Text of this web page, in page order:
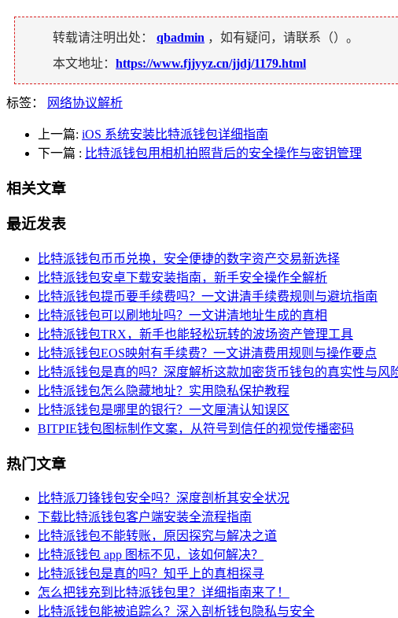
转载请注明出处： qbadmin ，如有疑问，请联系（）。
本文地址： https://www.fjjyyz.cn/jjdj/1179.html
标签： 网络协议解析
上一篇: iOS 系统安装比特派钱包详细指南
下一篇 : 比特派钱包用相机拍照背后的安全操作与密钥管理
相关文章
最近发表
比特派钱包币币兑换，安全便捷的数字资产交易新选择
比特派钱包安卓下载安装指南，新手安全操作全解析
比特派钱包提币要手续费吗？一文讲清手续费规则与避坑指南
比特派钱包可以刷地址吗？一文讲清地址生成的真相
比特派钱包TRX，新手也能轻松玩转的波场资产管理工具
比特派钱包EOS映射有手续费？一文讲清费用规则与操作要点
比特派钱包是真的吗？深度解析这款加密货币钱包的真实性与风
比特派钱包怎么隐藏地址？实用隐私保护教程
比特派钱包是哪里的银行？一文厘清认知误区
BITPIE钱包图标制作文案，从符号到信任的视觉传播密码
热门文章
比特派刀锋钱包安全吗？深度剖析其安全状况
下载比特派钱包客户端安装全流程指南
比特派钱包不能转账，原因探究与解决之道
比特派钱包 app 图标不见，该如何解决？
比特派钱包是真的吗？知乎上的真相探寻
怎么把钱充到比特派钱包里？详细指南来了！
比特派钱包能被追踪么？深入剖析钱包隐私与安全